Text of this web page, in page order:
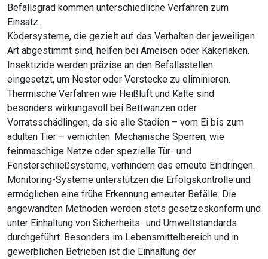
Befallsgrad kommen unterschiedliche Verfahren zum
Einsatz.
Ködersysteme, die gezielt auf das Verhalten der jeweiligen
Art abgestimmt sind, helfen bei Ameisen oder Kakerlaken.
Insektizide werden präzise an den Befallsstellen
eingesetzt, um Nester oder Verstecke zu eliminieren.
Thermische Verfahren wie Heißluft und Kälte sind
besonders wirkungsvoll bei Bettwanzen oder
Vorratsschädlingen, da sie alle Stadien – vom Ei bis zum
adulten Tier – vernichten. Mechanische Sperren, wie
feinmaschige Netze oder spezielle Tür- und
Fensterschließsysteme, verhindern das erneute Eindringen.
Monitoring-Systeme unterstützen die Erfolgskontrolle und
ermöglichen eine frühe Erkennung erneuter Befälle. Die
angewandten Methoden werden stets gesetzeskonform und
unter Einhaltung von Sicherheits- und Umweltstandards
durchgeführt. Besonders im Lebensmittelbereich und in
gewerblichen Betrieben ist die Einhaltung der